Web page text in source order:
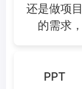
还是做项
的需求
PPT